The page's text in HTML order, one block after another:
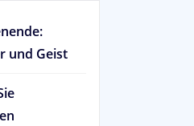
und Geist